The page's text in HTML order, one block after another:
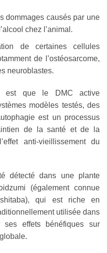
dommages causés par une
chez l’animal.
de certaines cellules
de l’ostéosarcome,
neuroblastes.
est que le DMC active
modèles testés, des
est un processus
de la santé et de la
anti-vieillissement du
détecté dans une plante
(également connue
qui est riche en
utilisée dans
ses effets bénéfiques sur